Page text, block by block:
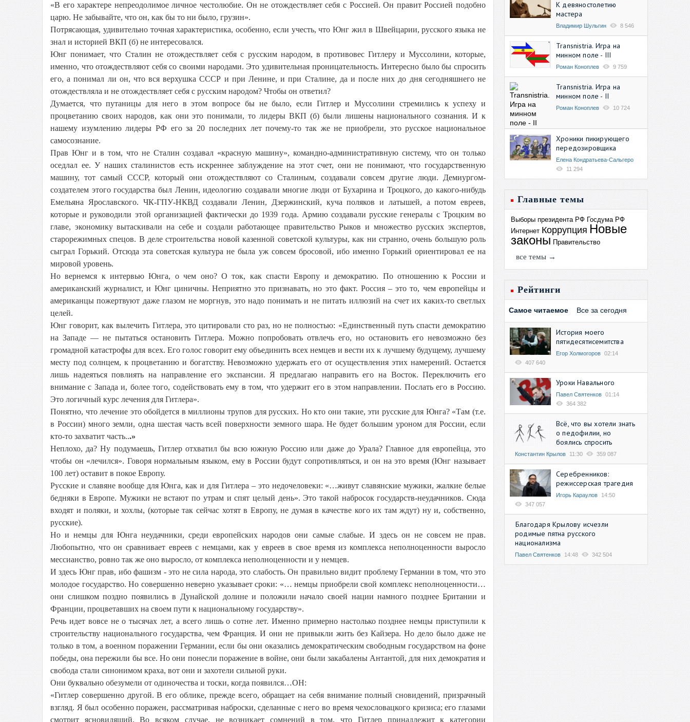
«В его характере непреодолимое личное честолюбие. Он не отождествляет себя с Россией. Он правит Россией подобно
царю. Не забывайте, что он, как бы то ни было, грузин».
Потрясающая, удивительно точная характеристика, особенно, если учесть, что Юнг жил в Швейцарии, русского языка не
знал и историей ВКП (б) не интересовался.
Юнг понимает, что Сталин не отождествляет себя с русским народом, в противовес Гитлеру и Муссолини, которые,
именно, что отождествляют себя со своими народами. Это удивительная проницательность. Интересно было бы спросить
его, а понимал ли он, что вся верхушка СССР и при Ленине, и при Сталине, да и после них до дня сегодняшнего не
отождествляла и не отождествляет себя с русским народом? Чтобы он ответил?
Думается, что путаницы для него в этом вопросе бы не было, если Гитлер и Муссолини стремились к успеху и
процветанию своих народов, как они это понимали, то лидеры ВКП (б) были лишены национального сознания. И к
нашему изумлению лидеры РФ его за 20 последних лет почему-то так же не приобрели, это русское национальное
самосознание.
Прав Юнг и в том, что не Сталин создавал «красную машину», командно-административную систему, что он только
оседлал ее. У наших сталинистов есть искреннее заблуждение на этот счет, они не понимают, что государственную
машину, тот самый СССР, который они отождествляют со Сталиным, создавали совсем другие люди. Демиургом-
создателем этого государства был Ленин, идеологию создавали многие люди от Бухарина и Троцкого, до какого-нибудь
Емельяна Ярославского. ЧК-ГПУ-НКВД создавали Ленин, Дзержинский, куча поляков и латышей, а потом евреев,
которые и руководили этой организацией фактически до 1939 года. Армию создавали русские генералы с Троцким во
главе, экономику вытаскивали на себе и создали работающее правительство Рыков и множество русских экспертов,
старорежимных спецов. В деле строительства новой казенной советской культуры, как ни странно, очень большую роль
сыграл Горький. Отсюда эта советская культура не была уж совсем бросовой, ибо именно Горький ориентировал ее на
мировой уровень.
Но вернемся к интервью Юнга, о чем оно? О ток, как спасти Европу и демократию. По отношению к России и
американский журналист, и Юнг циничны. Неприятно это признавать, но это факт. Россия – это то, чем европейцы и
американцы пожертвуют даже глазом не моргнув, это надо понимать и не питать иллюзий на счет их каких-то светлых
целей.
Юнг говорит, как вылечить Гитлера, это цитировали сто раз, но не полностью: «Единственный путь спасти демократию
на Западе — не пытаться остановить Гитлера. Можно попробовать отвлечь его, но остановить его невозможно без
громадной катастрофы для всех. Его голос говорит ему объединить всех немцев и вести их к лучшему будущему, лучшему
месту под солнцем, к процветанию и богатству. Невозможно удержать его от осуществления этих намерений. Остается
лишь надеяться повлиять на направление его экспансии. Я предлагаю направить его на Восток. Переключить его
внимание с Запада и, более того, содействовать ему в том, что удержит его в этом направлении. Послать его в Россию.
Это логичный курс лечения для Гитлера».
Понятно, что лечение это обойдется в миллионы трупов для русских. Но кто они такие, эти русские для Юнга? «Там (т.е.
в России) много земли, одна шестая часть всей поверхности земного шара. Не будет большим уроном для России, если
кто-то захватит часть...»
Неплохо, да? Ну подумаешь, Гитлер отхватил бы всю южную Россию или даже до Урала? Главное для европейца, это
чтобы он «лечился». Говоря нормальным языком, ему в России будут сопротивляться, и он на это время (Юнг называет
100 лет) оставит в покое Европу.
Русские и славяне вообще для Юнга, как и для Гитлера – это недочеловеки: «…живут славянские мужики, жалкие белые
бедняки в Европе. Мужики не встают по утрам и спят целый день». Это такой набросок государств-неудачников. Сюда
входят и поляки, и хохлы, (которые так сейчас хотят в Европу, не думая в качестве кого их там ждут) ну и, собственно,
русские).
Но и немцы для Юнга неудачники, среди европейских народов они самые слабые. И здесь он не совсем не прав.
Любопытно, что он сравнивает евреев с немцами, как у евреев в свое время из комплекса неполноценности выросло
мессианство, ровно так же оно выросло, от комплекса неполноценности и у немцев.
И здесь Юнг прав, ибо фашизм - это не сила народа, это слабость. Он правильно видит проблему Германии в том, что это
молодое государство. Но совершенно неверно указывает сроки: «… немцы приобрели свой комплекс неполноценности…
они слишком поздно появились в Дунайской долине и положили начало своей нации намного позднее Британии и
Франции, процветавших на своем пути к национальному государству».
Речь идет вовсе не о тысячах лет, а всего лишь о сотне лет. Именно примерно настолько позднее немцы приступили к
строительству национального государства, чем Франция. И они не привыкли жить без Кайзера. Но дело было даже не
только в том, а военном поражении Германии, если бы они оказались демократическим свободным государством на фоне
победы, она пережили бы все. Но они понесли поражение в войне, они были закабалены Антантой, для них демократия и
свобода стали синонимом краха, вот они и захотели сильной руки.
Они буквально обезумели от одиночества и тоски, когда появился…ОН:
«Гитлер совершенно другой. В его облике, прежде всего, обращает на себя внимание полный сновидений, призрачный
взгляд. Я был особенно поражен, рассматривая наброски, сделанные с него во время чехословацкого кризиса; его глазами
смотрит ясновидящий. Во всяком случае, не возникает сомнений в том, что Гитлер принадлежит к категории
К девяностолетию
мастера
Владимир Шульгин 8 546
Transnistria. Игра на
минном поле - III
Роман Коноплев 9 759
Transnistria. Игра на
минном поле - II
Роман Коноплев 10 724
Хроники пикирующего
передозировщика
Елена Кондратьева-Сальгеро
11 294
Главные темы
Выборы президента РФ Госдума РФ
Интернет Коррупция Новые
законы Правительство
все темы →
Рейтинги
Самое читаемое Все за сегодня
История моего
пятидесятисемитства
Егор Холмогоров 02:14
407 640
Уроки Навального
Павел Святенков 01:14
364 382
Всё, что вы хотели знать
о педофилии, но
боялись спросить
Константин Крылов 11:30 359 087
Серебренников:
режиссерская трагедия
Игорь Караулов
14:50
347 057
Благодаря Крылову исчезли
родимые пятна русского
национализма
Павел Святенков 14:48 342 504